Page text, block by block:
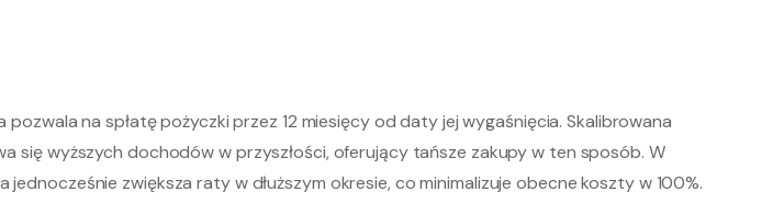
na spłatę pożyczki przez 12 miesięcy od daty jej wygaśnięcia. Skalibrowana
wyższych dochodów w przyszłości, oferujący tańsze zakupy w ten sposób. W
zwiększa raty w dłuższym okresie, co minimalizuje obecne koszty w 100%.